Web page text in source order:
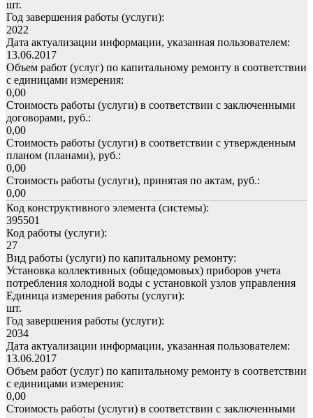
шт.
Год завершения работы (услуги):
2022
Дата актуализации информации, указанная пользователем:
13.06.2017
Объем работ (услуг) по капитальному ремонту в соответствии
с единицами измерения:
0,00
Стоимость работы (услуги) в соответствии с заключенными
договорами, руб.:
0,00
Стоимость работы (услуги) в соответствии с утвержденным
планом (планами), руб.:
0,00
Стоимость работы (услуги), принятая по актам, руб.:
0,00
Код конструктивного элемента (системы):
395501
Код работы (услуги):
27
Вид работы (услуги) по капитальному ремонту:
Установка коллективных (общедомовых) приборов учета
потребления холодной воды с установкой узлов управления
Единица измерения работы (услуги):
шт.
Год завершения работы (услуги):
2034
Дата актуализации информации, указанная пользователем:
13.06.2017
Объем работ (услуг) по капитальному ремонту в соответствии
с единицами измерения:
0,00
Стоимость работы (услуги) в соответствии с заключенными